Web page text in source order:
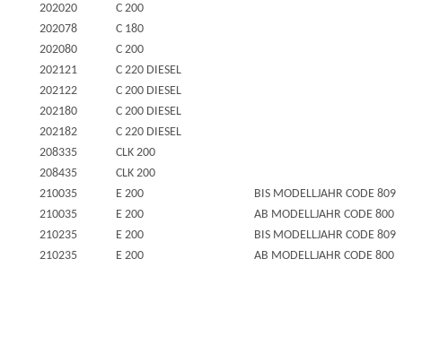
202020
C 200
202078
C 180
202080
C 200
202121
C 220 DIESEL
202122
C 200 DIESEL
202180
C 200 DIESEL
202182
C 220 DIESEL
208335
CLK 200
208435
CLK 200
210035
E 200
BIS MODELLJAHR CODE 809
210035
E 200
AB MODELLJAHR CODE 800
210235
E 200
BIS MODELLJAHR CODE 809
210235
E 200 AB MODELLJAHR CODE 800